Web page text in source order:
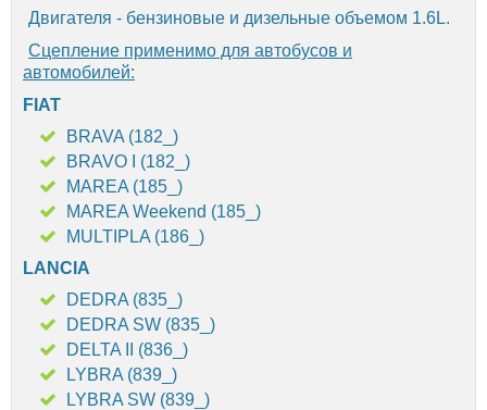
Двигателя - бензиновые и дизельные объемом 1.6L.
Сцепление применимо для автобусов и
автомобилей:
FIAT
BRAVA (182_)
BRAVO I (182_)
MAREA (185_)
MAREA Weekend (185_)
MULTIPLA (186_)
LANCIA
DEDRA (835_)
DEDRA SW (835_)
DELTA II (836_)
LYBRA (839_)
LYBRA SW (839_)